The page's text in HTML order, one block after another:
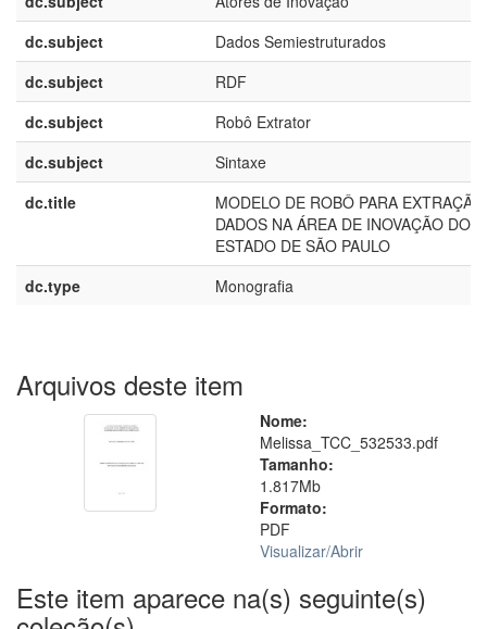
dc.subject
Dados Semiestruturados
dc.subject
RDF
dc.subject
Robô Extrator
dc.subject
Sintaxe
dc.title
MODELO DE ROBÔ PARA
DADOS NA ÁREA DE INOVAÇÃO DO
ESTADO DE SÃO PAULO
dc.type
Monografia
Arquivos deste item
Nome:
Melissa_TCC_532533.pdf
Tamanho:
1.817Mb
Formato:
PDF
Visualizar/Abrir
Este item aparece na(s) seguinte(s)